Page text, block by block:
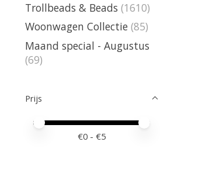
Trollbeads & Beads (1610)
Woonwagen Collectie (85)
Maand special - Augustus
(69)
Prijs
Minimale prijswaarde
Price maximum value
€0 - €5